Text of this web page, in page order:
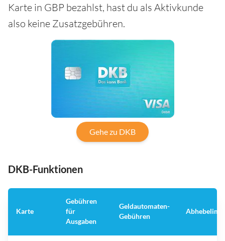
Karte in GBP bezahlst, hast du als Aktivkunde
also keine Zusatzgebühren.
Gehe zu DKB
DKB-Funktionen
Karte
Gebühren
für
Ausgaben
Geldautomaten-
Gebühren
Abhebelimit